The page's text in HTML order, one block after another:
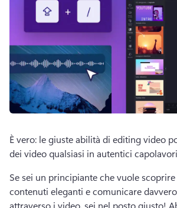
È vero: le giuste abilità di editing video
dei video qualsiasi in autentici
Se sei un principiante che vuole
contenuti eleganti e comunicare
attraverso i video, sei nel posto giusto!